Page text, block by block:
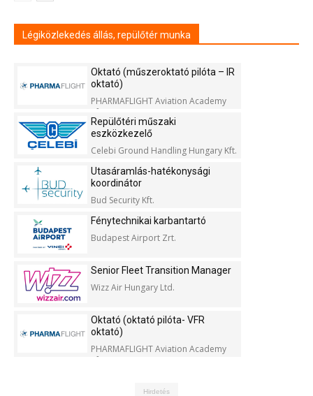
Légiközlekedés állás, repülőtér munka
Oktató (műszeroktató pilóta – IR
oktató)
PHARMAFLIGHT Aviation Academy
Kft.
Repülőtéri műszaki
eszközkezelő
Celebi Ground Handling Hungary Kft.
Utasáramlás-hatékonysági
koordinátor
Bud Security Kft.
Fénytechnikai karbantartó
Budapest Airport Zrt.
Senior Fleet Transition Manager
Wizz Air Hungary Ltd.
Oktató (oktató pilóta- VFR
oktató)
PHARMAFLIGHT Aviation Academy
Kft.
Hirdetés